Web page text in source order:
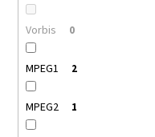
Vorbis 0
MPEG1 2
MPEG2 1